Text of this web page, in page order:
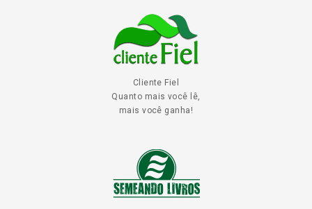
Cliente Fiel
Quanto mais você lê,
mais você ganha!